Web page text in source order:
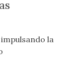
la